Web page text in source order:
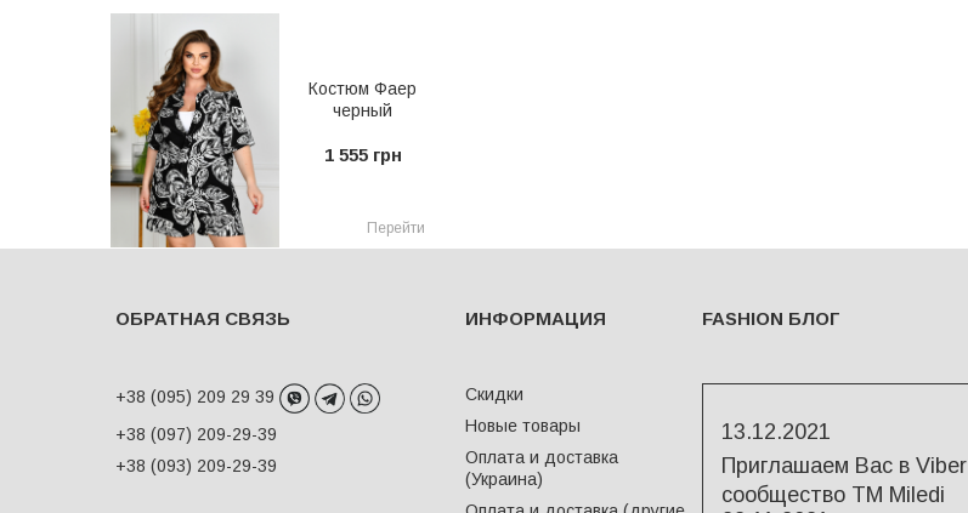
Костюм Фаер
черный
1 555 грн
Перейти
ОБРАТНАЯ СВЯЗЬ
+38 (095) 209 29 39
+38 (097) 209-29-39
+38 (093) 209-29-39
ИНФОРМАЦИЯ
Скидки
Новые товары
Оплата и доставка
(Украина)
FASHION БЛОГ
13.12.2021
Приглашаем Вас в Viber
сообщество ТМ Miledi